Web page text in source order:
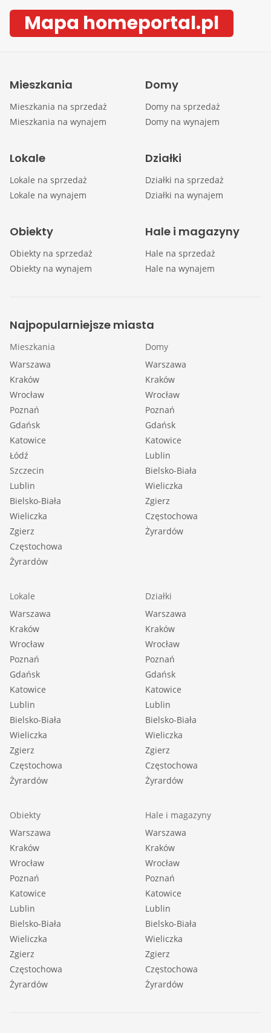
Mapa homeportal.pl
Mieszkania
Mieszkania na sprzedaż
Mieszkania na wynajem
Domy
Domy na sprzedaż
Domy na wynajem
Lokale
Lokale na sprzedaż
Lokale na wynajem
Działki
Działki na sprzedaż
Działki na wynajem
Obiekty
Obiekty na sprzedaż
Obiekty na wynajem
Hale i magazyny
Hale na sprzedaż
Hale na wynajem
Najpopularniejsze miasta
Mieszkania
Warszawa
Kraków
Wrocław
Poznań
Gdańsk
Katowice
Łódź
Szczecin
Lublin
Bielsko-Biała
Wieliczka
Zgierz
Częstochowa
Żyrardów
Domy
Warszawa
Kraków
Wrocław
Poznań
Gdańsk
Katowice
Lublin
Bielsko-Biała
Wieliczka
Zgierz
Częstochowa
Żyrardów
Lokale
Warszawa
Kraków
Wrocław
Poznań
Gdańsk
Katowice
Lublin
Bielsko-Biała
Wieliczka
Zgierz
Częstochowa
Żyrardów
Działki
Warszawa
Kraków
Wrocław
Poznań
Gdańsk
Katowice
Lublin
Bielsko-Biała
Wieliczka
Zgierz
Częstochowa
Żyrardów
Obiekty
Warszawa
Kraków
Wrocław
Poznań
Katowice
Lublin
Bielsko-Biała
Wieliczka
Zgierz
Częstochowa
Żyrardów
Hale i magazyny
Warszawa
Kraków
Wrocław
Poznań
Katowice
Lublin
Bielsko-Biała
Wieliczka
Zgierz
Częstochowa
Żyrardów